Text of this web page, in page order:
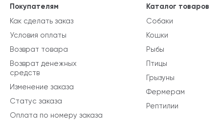
Каталог товаров
Собаки
Кошки
Рыбы
Птицы
Грызуны
Фермерам
Рептилии
Покупателям
Как сделать заказ
Условия оплаты
Возврат товара
Возврат денежных
средств
Изменение заказа
Статус заказа
Оплата по номеру заказа